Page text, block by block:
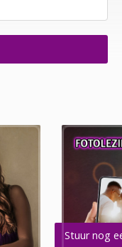
Stuur nog